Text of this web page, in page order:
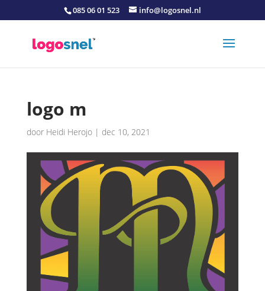
085 06 01 523 info@logosnel.nl
logo m
door Heidi Herojo| dec 10, 2021